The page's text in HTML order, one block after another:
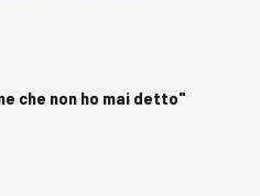
che non ho mai detto"